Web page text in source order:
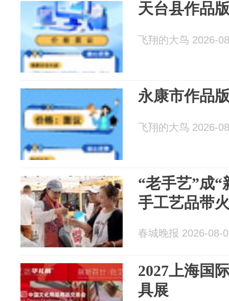
天台县作品
飞翔的大鸟 2026-
永康市作品
飞翔的大鸟 2026-
“老手艺”成“
手工艺品带
春城晚报 2026-08-
2027上海国
具展